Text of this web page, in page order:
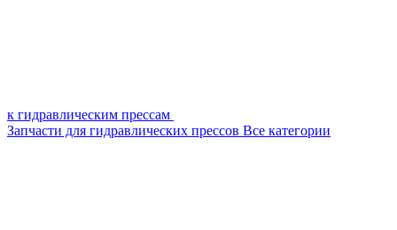
к гидравлическим прессам
Запчасти для гидравлических прессов Все категории